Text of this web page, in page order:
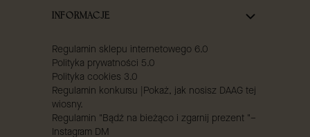
INFORMACJE
Regulamin sklepu internetowego 6.0
Polityka prywatności 5.0
Polityka cookies 3.0
Regulamin konkursu |Pokaż, jak nosisz DAAG tej
wiosny.
Regulamin "Bądź na bieżąco i zgarnij prezent "–
Instagram DM